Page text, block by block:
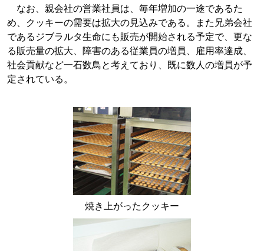
なお、親会社の営業社員は、毎年増加の一途であるた
め、クッキーの需要は拡大の見込みである。また兄弟会社
であるジブラルタ生命にも販売が開始される予定で、更な
る販売量の拡大、障害のある従業員の増員、雇用率達成、
社会貢献など一石数鳥と考えており、既に数人の増員が予
定されている。
焼き上がったクッキー